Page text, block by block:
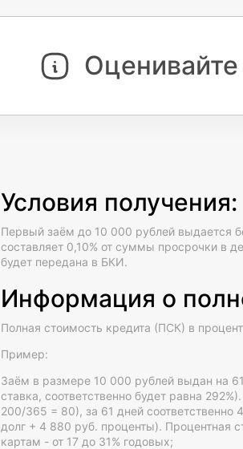
Условия получения:
Первый заём до 10 000 рублей выдается
составляет 0,10% от суммы просрочки в
будет передана в БКИ.
Информация о
Полная стоимость кредита (ПСК) в
Пример:
Заём в размере 10 000 рублей выдан на
ставка, соответственно будет равна
200/365 = 80), за 61 дней
долг + 4 880 руб. проценты). Процентная
картам - от 17 до 31% годовых;